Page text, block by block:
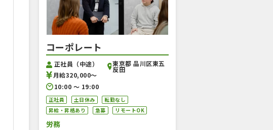
コーポレート
正社員（中途）
月給320,000〜
10:00 〜 19:00
東京都 品川区東五
反田
正社員 土日休み
転勤なし
昇給・昇格あり
急募 リモートOK
労務